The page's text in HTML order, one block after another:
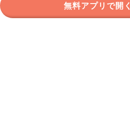
無料アプリで開く